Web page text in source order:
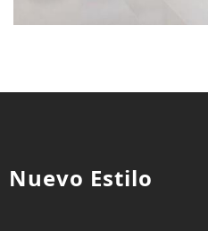
Nuevo Estilo